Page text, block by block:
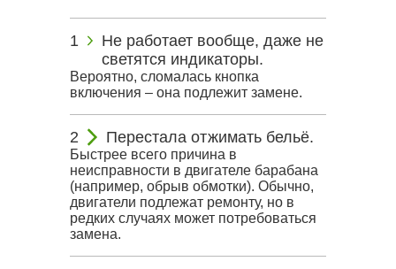
Не работает вообще, даже не
светятся индикаторы.
Вероятно, сломалась кнопка
включения – она подлежит замене.
Перестала отжимать бельё.
Быстрее всего причина в
неисправности в двигателе барабана
(например, обрыв обмотки). Обычно,
двигатели подлежат ремонту, но в
редких случаях может потребоваться
замена.